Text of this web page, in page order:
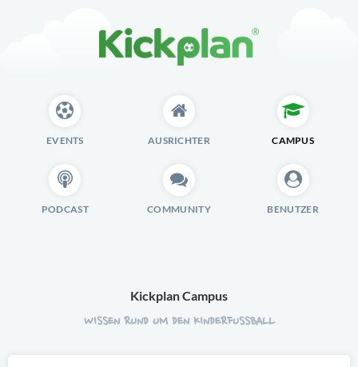
EVENTS AUSRICHTER CAMPUS
PODCAST COMMUNITY BENUTZER
Kickplan Campus
WISSEN RUND UM DEN KINDERFUSSBALL